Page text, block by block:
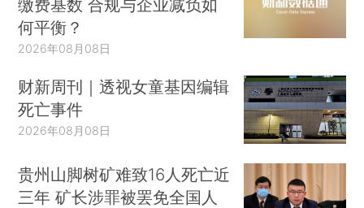
缴费基数 合规与企业减负如
何平衡？
2026年08月08日
财新周刊｜透视女童基因编辑
死亡事件
2026年08月08日
贵州山脚树矿难致16人死亡近
三年 矿长涉罪被罢免全国人